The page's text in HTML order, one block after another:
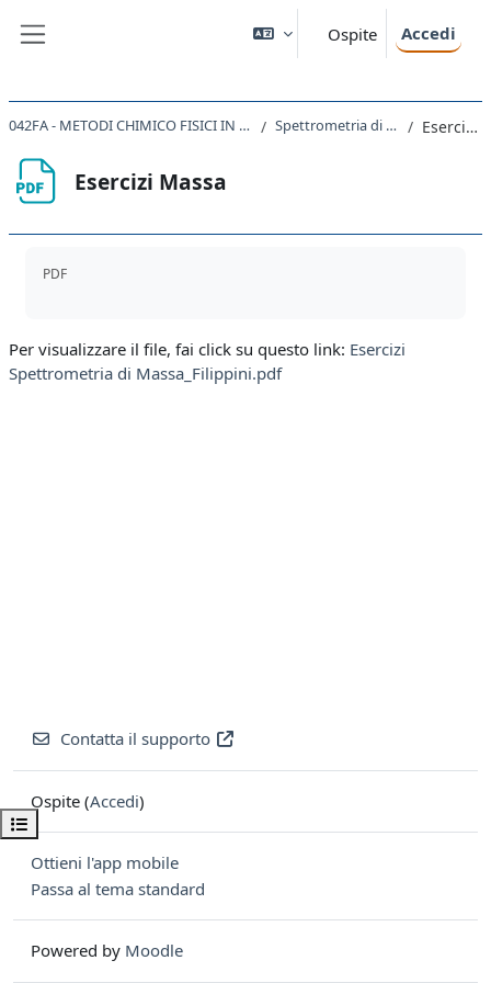
Ospite Accedi
Apri indice del corso
042FA - METODI CHIMICO FISICI IN CHIMICA ORGANICA 2023 Spettrometria di Massa_Filippini Esercizi Massa
Esercizi Massa
PDF
Per visualizzare il file, fai click su questo link: Esercizi
Spettrometria di Massa_Filippini.pdf
Contatta il supporto
Ospite (Accedi)
Ottieni l'app mobile
Passa al tema standard
Powered by Moodle